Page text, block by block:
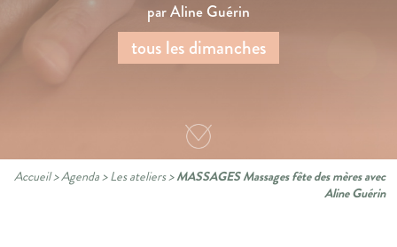
par Aline Guérin
tous les dimanches
Accueil>Agenda>Les ateliers>MASSAGES Massages fête des mères avec
Aline Guérin